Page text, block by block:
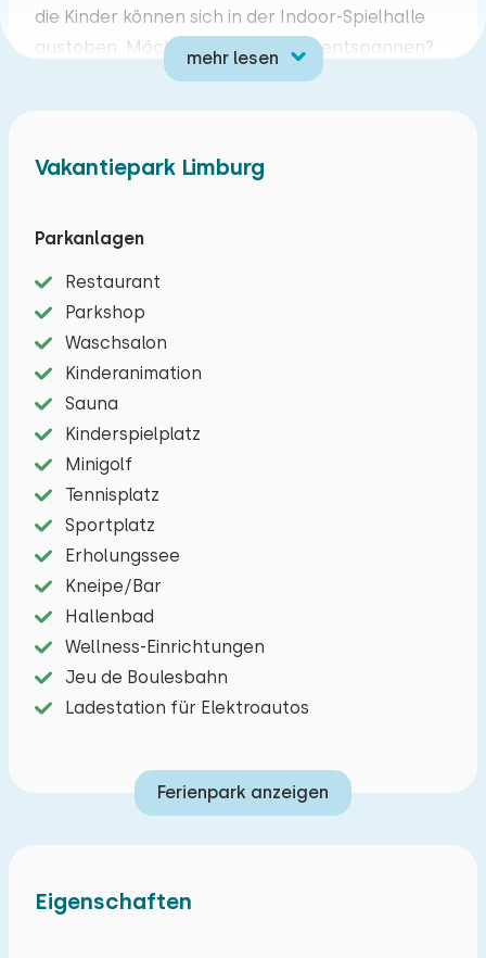
die Kinder können sich in der Indoor-Spielhalle
austoben. Möchten Sie sich völlig entspannen?
Dann nutzen Sie eines der vielen Wellness-
Angebote. Für einen Snack und ein Getränk
im Urlaub? Gehen Sie auf Entdeckungsreise und
Schönes Chalet für vier Personen. Im
Wohnzimmer finden Sie einen Essbereich und
einen Sitzbereich mit einem TV. Die Küche mit
Kochmöglichkeiten, einer Filterkaffeemaschine
und einem Geschirrspüler ist ebenfalls
vorhanden. Es gibt zwei Schlafzimmer mit jeweils
zwei Einzelbetten oder Etagenbetten. Das
Badezimmer ist mit Dusche und WC
ausgestattet. Draußen gibt es einen Garten mit
Terrasse und möblierte Terrasse. Es gibt auch
Parkplatz für ein Auto bei Chalet.
mehr lesen
17 18 19 20 21 22 23
Eigenschaften
Vakantiepark Limburg
Parkanlagen
Restaurant
Parkshop
Waschsalon
Kinderanimation
Sauna
Kinderspielplatz
Minigolf
Tennisplatz
Sportplatz
Erholungssee
Kneipe/Bar
Hallenbad
Wellness-Einrichtungen
Jeu de Boulesbahn
Ladestation für Elektroautos
Ferienpark anzeigen